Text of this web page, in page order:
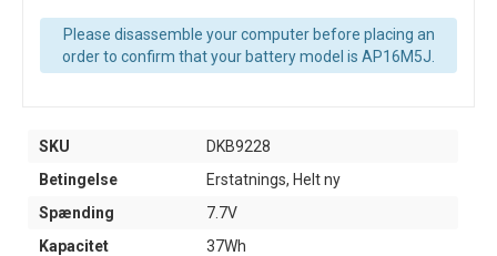
Please disassemble your computer before placing an
order to confirm that your battery model is AP16M5J.
SKU
DKB9228
Betingelse
Erstatnings, Helt ny
Spænding
7.7V
Kapacitet
37Wh